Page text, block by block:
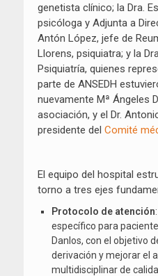
genetista clínico; la Dra.
psicóloga y Adjunta a
Antón López, jefe de
Llorens, psiquiatra; y la
Psiquiatría, quienes
parte de ANSEDH
nuevamente Mª Ángeles
asociación, y el Dr.
presidente del Comité
El equipo del hospital
torno a tres ejes
Protocolo de atención
específico para
Danlos, con el objetivo
derivación y mejorar el
multidisciplinar de